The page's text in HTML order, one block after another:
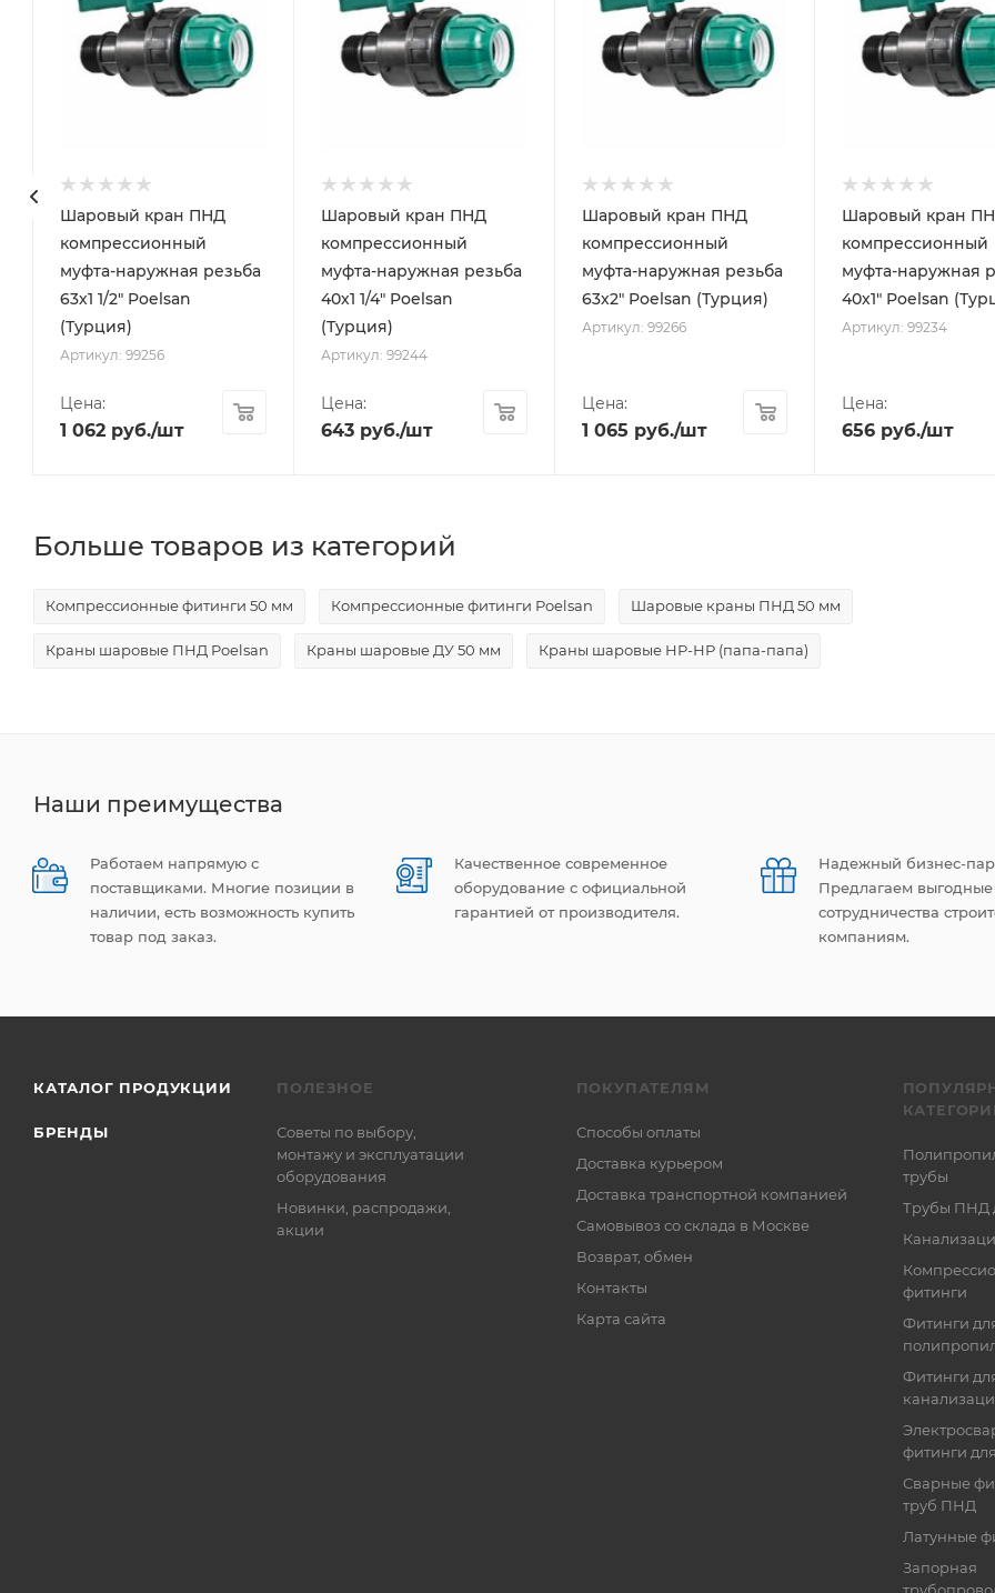
Шаровый кран ПНД
компрессионный
муфта-наружная резьба
63х1 1/2" Poelsan
(Турция)
Артикул: 99256
Цена:
1 062 руб./шт
Шаровый кран ПНД
компрессионный
муфта-наружная резьба
40х1 1/4" Poelsan
(Турция)
Артикул: 99244
Цена:
643руб./шт
Шаровый кран ПНД
компрессионный
муфта-наружная резьба
63х2" Poelsan (Турция)
Артикул: 99266
Цена:
1 065 руб./шт
Шаровый кран
компрессионный
муфта-наружная
40х1" Poelsan
Артикул: 99234
Цена:
656 руб./шт
Больше товаров из категорий
Компрессионные фитинги 50 мм Компрессионные фитинги Poelsan Шаровые краны ПНД 50 мм
Краны шаровые ПНД Poelsan Краны шаровые ДУ 50 мм Краны шаровые НР-НР (папа-папа)
Наши преимущества
Работаем напрямую с
поставщиками. Многие позиции в
наличии, есть возможность купить
товар под заказ.
Качественное современное
оборудование с официальной
гарантией от производителя.
Надежный бизнес-
Предлагаем выгодные
сотрудничества
компаниям.
КАТАЛОГ ПРОДУКЦИИ
БРЕНДЫ
ПОЛЕЗНОЕ
Советы по выбору,
монтажу и эксплуатации
оборудования
Новинки, распродажи,
акции
ПОКУПАТЕЛЯМ
Способы оплаты
Доставка курьером
Доставка транспортной компанией
Самовывоз со склада в Москве
Возврат, обмен
Контакты
Карта сайта
трубы
Трубы ПНД
фитинги
Фитинги
Фитинги
фитинги
Сварные
труб ПНД
Латунные
Запорная